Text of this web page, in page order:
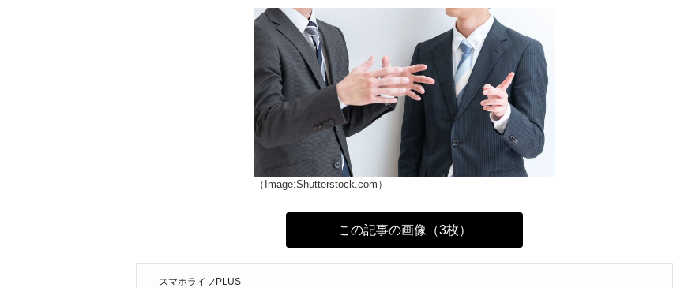
（Image:Shutterstock.com）
この記事の画像（3枚）
スマホライフPLUS